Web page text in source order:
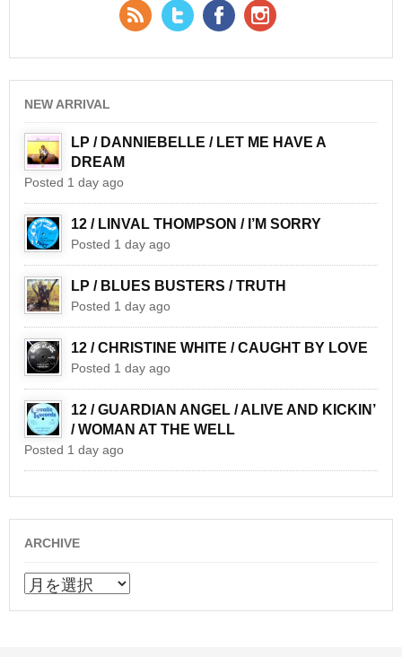
RSS Feed
Twitter Facebook
NEW ARRIVAL
LP / DANNIEBELLE / LET ME HAVE A
DREAM
Posted 1 day ago
12 / LINVAL THOMPSON / I’M SORRY
Posted 1 day ago
LP / BLUES BUSTERS / TRUTH
Posted 1 day ago
12 / CHRISTINE WHITE / CAUGHT BY LOVE
Posted 1 day ago
12 / GUARDIAN ANGEL / ALIVE AND KICKIN’
/ WOMAN AT THE WELL
Posted 1 day ago
ARCHIVE
ARCHIVE